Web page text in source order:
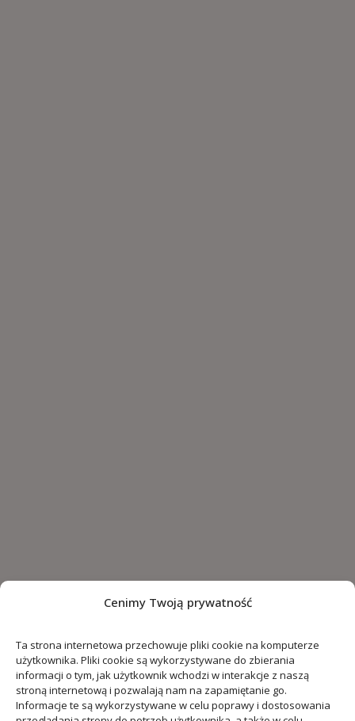
Cenimy Twoją prywatność
Ta strona internetowa przechowuje pliki cookie na komputerze
użytkownika. Pliki cookie są wykorzystywane do zbierania
informacji o tym, jak użytkownik wchodzi w interakcje z naszą
stroną internetową i pozwalają nam na zapamiętanie go.
Informacje te są wykorzystywane w celu poprawy i dostosowania